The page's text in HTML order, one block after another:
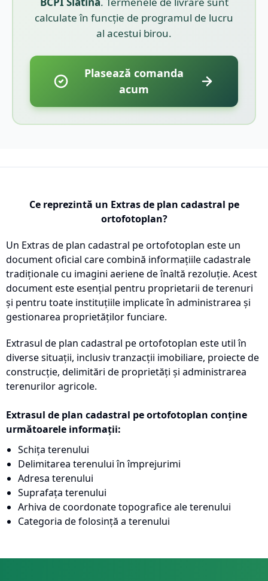
calculate în funcție de programul de lucru
al acestui birou.
Plasează comanda
acum
Ce reprezintă un Extras de plan cadastral pe
ortofotoplan?
Un Extras de plan cadastral pe ortofotoplan este un
document oficial care combină informațiile cadastrale
tradiționale cu imagini aeriene de înaltă rezoluție. Acest
document este esențial pentru proprietarii de terenuri
și pentru toate instituțiile implicate în administrarea și
gestionarea proprietăților funciare.
Extrasul de plan cadastral pe ortofotoplan este util în
diverse situații, inclusiv tranzacții imobiliare, proiecte de
construcție, delimitări de proprietăți și administrarea
terenurilor agricole.
Extrasul de plan cadastral pe ortofotoplan conține
următoarele informații:
Schița terenului
Delimitarea terenului în împrejurimi
Adresa terenului
Suprafața terenului
Arhiva de coordonate topografice ale terenului
Categoria de folosință a terenului